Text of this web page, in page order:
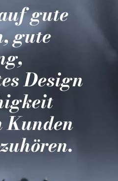
gute
gute
Design
Kunden